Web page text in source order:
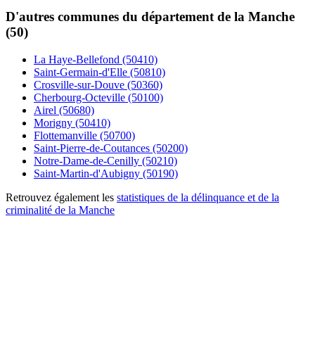
D'autres communes du département de la Manche
(50)
La Haye-Bellefond (50410)
Saint-Germain-d'Elle (50810)
Crosville-sur-Douve (50360)
Cherbourg-Octeville (50100)
Airel (50680)
Morigny (50410)
Flottemanville (50700)
Saint-Pierre-de-Coutances (50200)
Notre-Dame-de-Cenilly (50210)
Saint-Martin-d'Aubigny (50190)
Retrouvez également les statistiques de la délinquance et de la
criminalité de la Manche